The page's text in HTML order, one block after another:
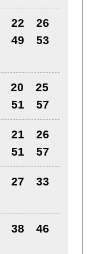
22
26
49
53
20
25
51 57
21
26
51 57
27
33
38
46